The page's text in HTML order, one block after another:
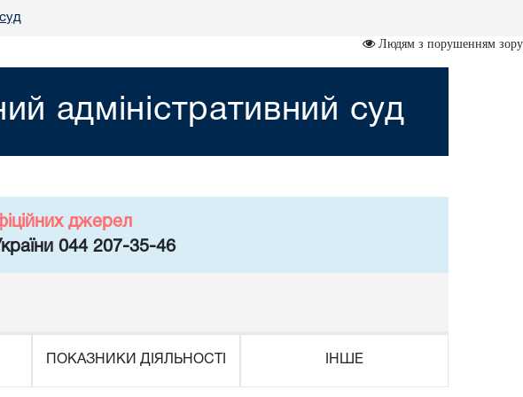
Людям з порушенням зору
адміністративний суд
джерел
044 207-35-46
ПОКАЗНИКИ ДІЯЛЬНОСТІ ІНШЕ